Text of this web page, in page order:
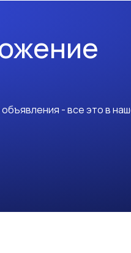
- все это в